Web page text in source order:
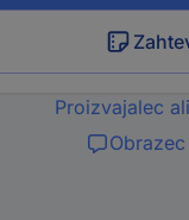
Proizvajalec